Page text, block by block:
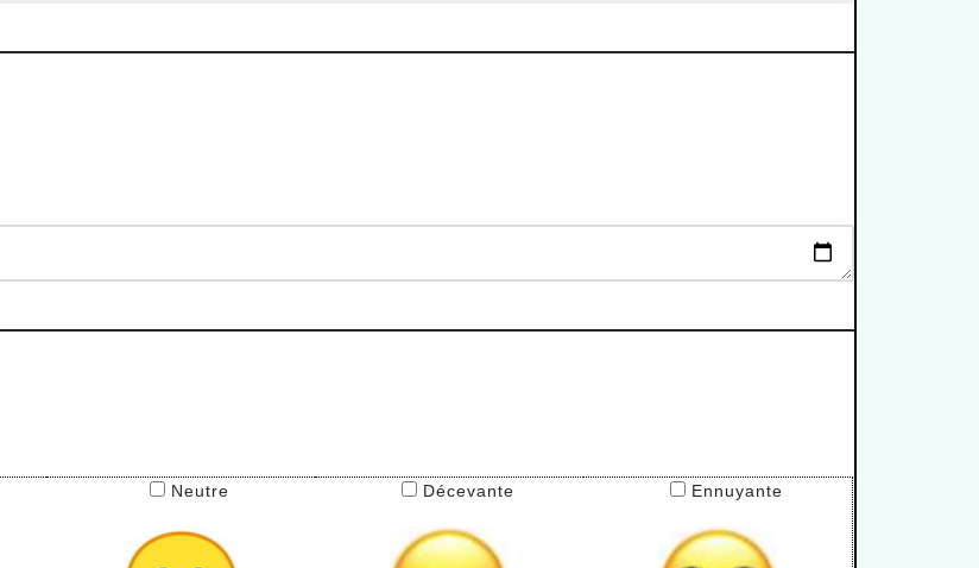
Neutre Décevante Ennuyante